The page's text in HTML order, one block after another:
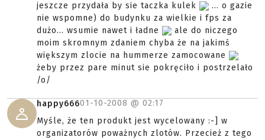
jeszcze przydała by sie taczka kulek
... o gazie
nie wspomne) do budynku za wielkie i fps za
dużo... wsumie nawet i ładne
ale do niczego
moim skromnym zdaniem chyba że na jakimś
większym zlocie na hummerze zamocowane
żeby przez pare minut sie pokręciło i postrzelało
/o/
happy66601-10-2008 @ 02:17
Myśle, że ten produkt jest wycelowany :-] w
organizatorów poważnych zlotów. Przecież z tego